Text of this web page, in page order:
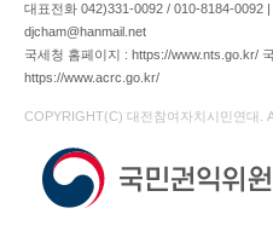
대표전화 042)331-0092 / 010-8184-0092
djcham@hanmail.net
국세청 홈페이지 : https://www.nts.go.kr/
https://www.acrc.go.kr/
COPYRIGHT(C) 대전참여자치시민연대.